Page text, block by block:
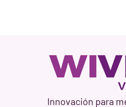
Innovación para